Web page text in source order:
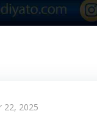
22, 2025